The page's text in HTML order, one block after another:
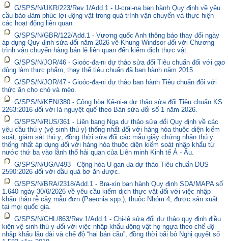
G/SPS/N/UKR/223/Rev.1/Add.1 - U-crai-na ban hành Quy định về yêu
cầu bảo đảm phúc lợi động vật trong quá trình vận chuyển và thực hiện
các hoạt động liên quan.
G/SPS/N/GBR/122/Add.1 - Vương quốc Anh thông báo thay đổi ngày
áp dụng Quy định sửa đổi năm 2026 về Khung Windsor đối với Chương
trình vận chuyển hàng bán lẻ liên quan đến kiểm dịch thực vật.
G/SPS/N/JOR/46 - Gioóc-đa-ni dự thảo sửa đổi Tiêu chuẩn đối với gạo
dùng làm thực phẩm, thay thế tiêu chuẩn đã ban hành năm 2015
G/SPS/N/JOR/47 - Gioóc-đa-ni dự thảo ban hành Tiêu chuẩn đối với
thức ăn cho chó và mèo.
G/SPS/N/KEN/380 - Cộng hòa Kê-ni-a dự thảo sửa đổi Tiêu chuẩn KS
2263:2016 đối với lá nguyệt quế theo Bản sửa đổi số 1 năm 2026.
G/SPS/N/RUS/361 - Liên bang Nga dự thảo sửa đổi Quy định về các
yêu cầu thú y (vệ sinh thú y) thống nhất đối với hàng hóa thuộc diện kiểm
soát, giám sát thú y; đồng thời sửa đổi các mẫu giấy chứng nhận thú y
thống nhất áp dụng đối với hàng hóa thuộc diện kiểm soát nhập khẩu từ
nước thứ ba vào lãnh thổ hải quan của Liên minh Kinh tế Á - Âu.
G/SPS/N/UGA/493 - Cộng hòa U-gan-đa dự thảo Tiêu chuẩn DUS
2590:2026 đối với dầu quả bơ ăn được.
G/SPS/N/BRA/2318/Add.1 - Bra-xin ban hành Quy định SDA/MAPA số
1.640 ngày 30/6/2026 về yêu cầu kiểm dịch thực vật đối với việc nhập
khẩu thân rễ cây mẫu đơn (Paeonia spp.), thuộc Nhóm 4, được sản xuất
tại mọi quốc gia.
G/SPS/N/CHL/863/Rev.1/Add.1 - Chi-lê sửa đổi dự thảo quy định điều
kiện vệ sinh thú y đối với việc nhập khẩu động vật họ ngựa theo chế độ
nhập khẩu lâu dài và chế độ “hai bán cầu”, đồng thời bãi bỏ Nghị quyết số